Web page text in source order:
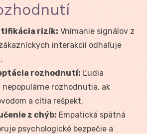
rizík: Vnímanie signálov z
interakcií odhaľuje
rozhodnutí: Ľudia
rozhodnutia, ak
a cítia rešpekt.
z chýb: Empatická spätná
psychologické bezpečie a